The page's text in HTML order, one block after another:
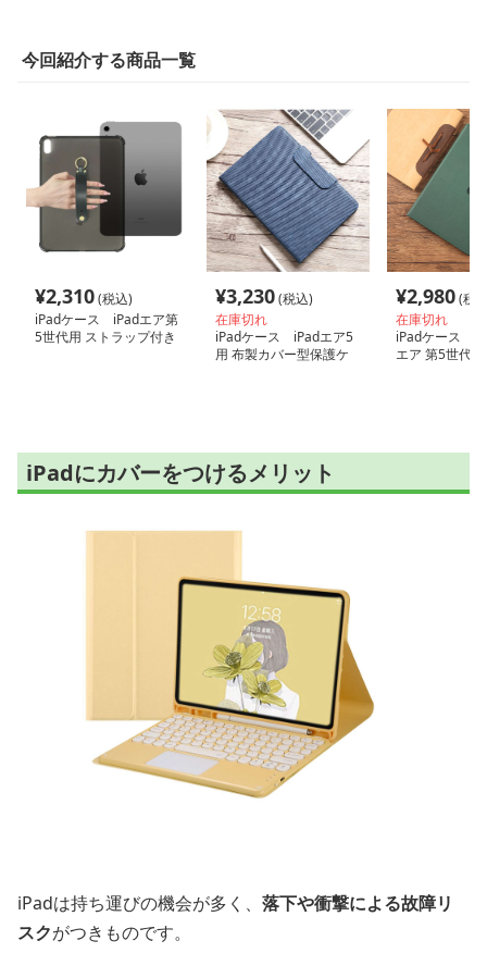
今回紹介する商品一覧
¥2,310(税込)
iPadケース iPadエア第
5世代用 ストラップ付き
¥3,230(税込)
在庫切れ
iPadケース iPadエア5
用 布製カバー型保護ケ
¥2,980(税
在庫切れ
iPadケース
エア 第5世代
iPadにカバーをつけるメリット
iPadは持ち運びの機会が多く、 落下や衝撃による故障リ
スクがつきものです。